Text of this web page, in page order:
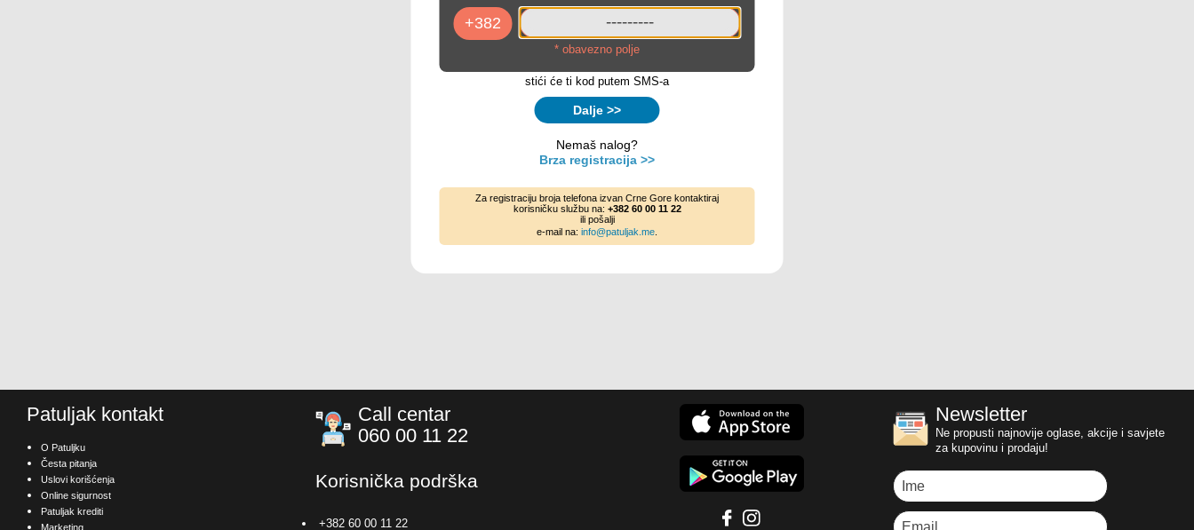
* obavezno polje
stići će ti kod putem SMS-a
Dalje >>
Nemaš nalog?
Brza registracija >>
Za registraciju broja telefona izvan Crne Gore kontaktiraj
korisničku službu na: +382 60 00 11 22
ili pošalji
e-mail na: info@patuljak.me
Patuljak kontakt
O Patuljku
Česta pitanja
Uslovi korišćenja
Online sigurnost
Patuljak krediti
Marketing
Call centar
060 00 11 22
Korisnička podrška
+382 60 00 11 22
Newsletter
Ne propusti najnovije oglase, akcije i savjete
za kupovinu i prodaju!